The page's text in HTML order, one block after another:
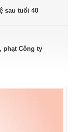
sau tuổi 40
phạt Công ty